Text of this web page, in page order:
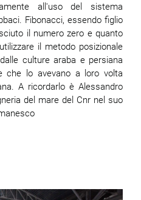
all'uso del sistema
Fibonacci, essendo figlio
il numero zero e quanto
il metodo posizionale
culture araba e persiana
che lo avevano a loro volta
A ricordarlo è Alessandro
del mare del Cnr nel suo